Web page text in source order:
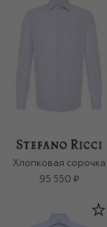
Хлопковая сорочка
95 550 ₽